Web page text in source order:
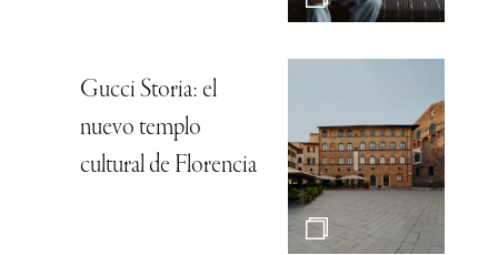
Gucci Storia: el
nuevo templo
cultural de Florencia